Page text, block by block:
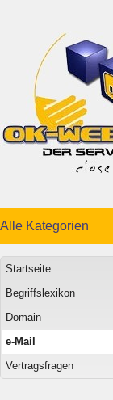
Alle Kategorien
Startseite
Begriffslexikon
Domain
e-Mail
Vertragsfragen